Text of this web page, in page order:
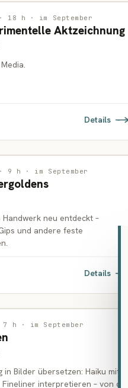
18 h · im September
Aktzeichnung
Details
9 h · im September
neu entdeckt –
und andere feste
Details
h · im September
in Bilder übersetzen: Haiku mit
interpretieren – von der